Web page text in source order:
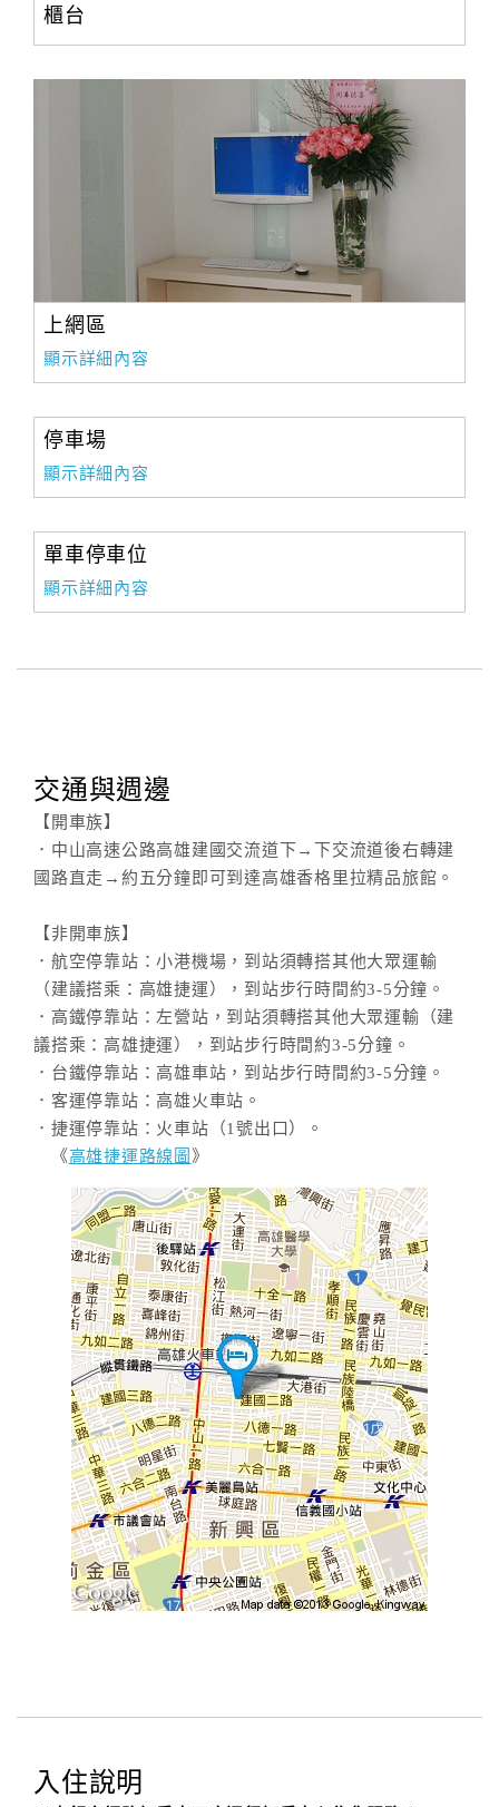
櫃台
上網區
顯示詳細內容
停車場
顯示詳細內容
單車停車位
顯示詳細內容
交通與週邊
【開車族】
．中山高速公路高雄建國交流道下→下交流道後右轉建
國路直走→約五分鐘即可到達高雄香格里拉精品旅館。
【非開車族】
．航空停靠站：小港機場，到站須轉搭其他大眾運輸
（建議搭乘：高雄捷運），到站步行時間約3-5分鐘。
．高鐵停靠站：左營站，到站須轉搭其他大眾運輸（建
議搭乘：高雄捷運），到站步行時間約3-5分鐘。
．台鐵停靠站：高雄車站，到站步行時間約3-5分鐘。
．客運停靠站：高雄火車站。
．捷運停靠站：火車站（1號出口）。
《高雄捷運路線圖 》
入住說明